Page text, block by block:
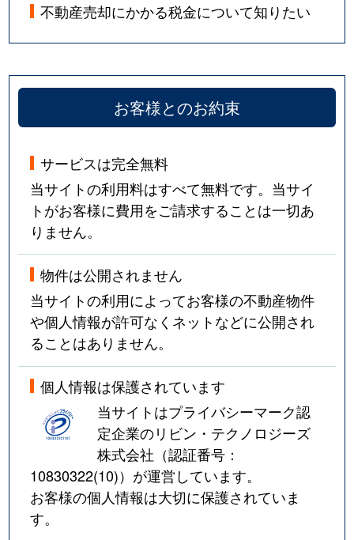
不動産売却にかかる税金について知りたい
お客様とのお約束
サービスは完全無料
当サイトの利用料はすべて無料です。当サイ
トがお客様に費用をご請求することは一切あ
りません。
物件は公開されません
当サイトの利用によってお客様の不動産物件
や個人情報が許可なくネットなどに公開され
ることはありません。
個人情報は保護されています
当サイトはプライバシーマーク認
定企業のリビン・テクノロジーズ
株式会社（認証番号：
10830322(10)）が運営しています。
お客様の個人情報は大切に保護されていま
す。